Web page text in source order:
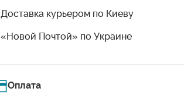
Доставка курьером по Киеву
«Новой Почтой» по Украине
Оплата